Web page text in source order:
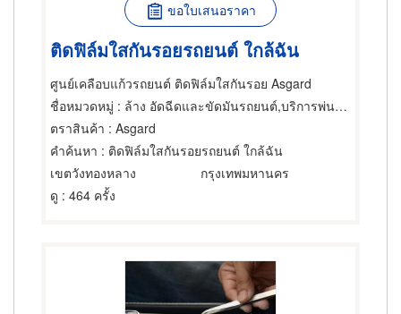
ขอใบเสนอราคา
ติดฟิล์มใสกันรอยรถยนต์ ใกล้ฉัน
ศูนย์เคลือบแก้วรถยนต์ ติดฟิล์มใสกันรอย Asgard
ชื่อหมวดหมู่ : ล้าง อัดฉีดและขัดมันรถยนต์,บริการพ่นน้ำยา เคลือบกันสนิมรถยนต์,บริการพ่นน้ำยาฆ่าสนิมภายในตัวถังรถยนต์
ตราสินค้า : Asgard
คำค้นหา : ติดฟิล์มใสกันรอยรถยนต์ ใกล้ฉัน
เขตวังทองหลาง
กรุงเทพมหานคร
ดู : 464 ครั้ง